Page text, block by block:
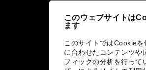
このウェブサイトは
ます
このサイトではCookie
に合わせたコンテンツや
フィックの分析を行って